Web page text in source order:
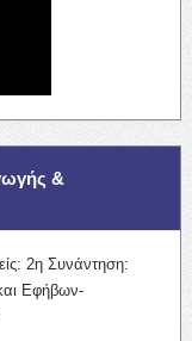
&
2η Συνάντηση:
Εφήβων-